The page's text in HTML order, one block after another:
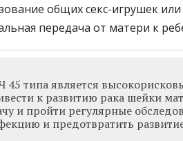
общих секс-игрушек
передача от матери к
45 типа является
к развитию рака шейки
и пройти регулярные
и предотвратить